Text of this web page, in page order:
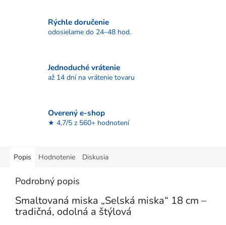
Rýchle doručenie
odosielame do 24–48 hod.
Jednoduché vrátenie
až 14 dní na vrátenie tovaru
Overený e-shop
★ 4,7/5 z 560+ hodnotení
Popis Hodnotenie Diskusia
Podrobný popis
Smaltovaná miska „Selská miska“ 18 cm –
tradičná, odolná a štýlová